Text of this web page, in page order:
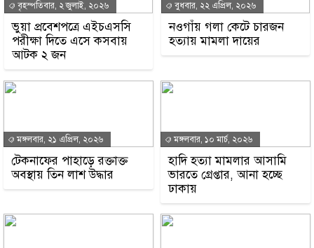
বৃহস্পতিবার, ২ জুলাই, ২০২৬
ভুয়া প্রবেশপত্রে এইচএসসি
পরীক্ষা দিতে এসে কসবায়
আটক ২ জন
বুধবার, ২২ এপ্রিল, ২০২৬
নওগাঁয় গলা কেটে চারজন
হত্যায় মামলা দায়ের
মঙ্গলবার, ২১ এপ্রিল, ২০২৬
টেকনাফের পাহাড়ে রক্তাক্ত
অবস্থায় তিন লাশ উদ্ধার
মঙ্গলবার, ১০ মার্চ, ২০২৬
হাদি হত্যা মামলার আসামি
ভারতে গ্রেপ্তার, আনা হচ্ছে
ঢাকায়